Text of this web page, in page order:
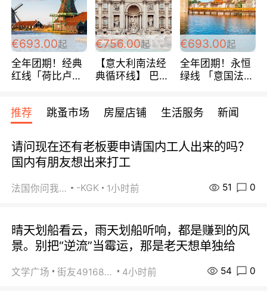
€693.00起
全年团期！经典
红线「荷比卢德
天！巴黎上下！
包拼房~
€756.00起
【意大利南法经
典循环线】 巴黎
宾馆 108欧/天起
€693.00起
全年团期！永恒
绿线 「意国法
欧/天起 ~包拼房
推荐 跳蚤市场 房屋店铺 生活服务 新闻
请问现在还有老板要申请国内工人出来的吗？
国内有朋友想出来打工
法国你问我答 -KGK 1小时前 51 0
晴天划船看云，雨天划船听响，都是赚到的风
景。别把“逆流”当霉运，那是老天想单独给
文学广场 街友49168527 4小时前 54 0